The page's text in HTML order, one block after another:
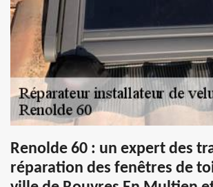
Renolde 60 : un expert des
réparation des fenêtres de